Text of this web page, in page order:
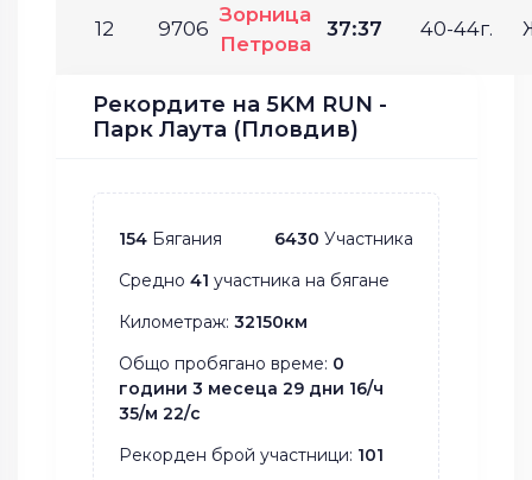
12 9706
Зорница
Петрова
37:37 40-44г.
Рекордите на 5KM RUN -
Парк Лаута (Пловдив)
154 Бягания 6430 Участника
Средно 41 участника на бягане
Километраж: 32150км
Общо пробягано време: 0
години 3 месеца 29 дни 16/ч
35/м 22/с
Рекорден брой участници: 101